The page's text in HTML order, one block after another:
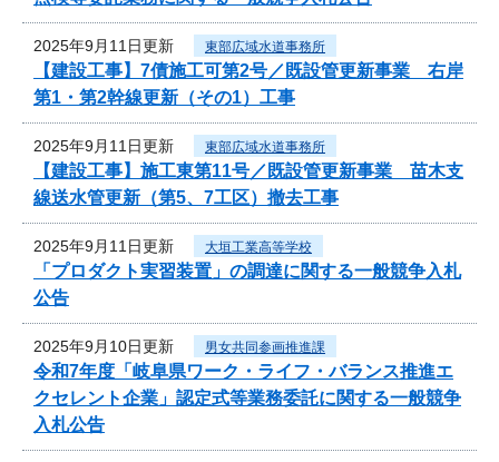
2025年9月11日更新 東部広域水道事務所
【建設工事】7債施工可第2号／既設管更新事業 右岸
第1・第2幹線更新（その1）工事
2025年9月11日更新 東部広域水道事務所
【建設工事】施工東第11号／既設管更新事業 苗木支
線送水管更新（第5、7工区）撤去工事
2025年9月11日更新 大垣工業高等学校
「プロダクト実習装置」の調達に関する一般競争入札
公告
2025年9月10日更新 男女共同参画推進課
令和7年度「岐阜県ワーク・ライフ・バランス推進エ
クセレント企業」認定式等業務委託に関する一般競争
入札公告